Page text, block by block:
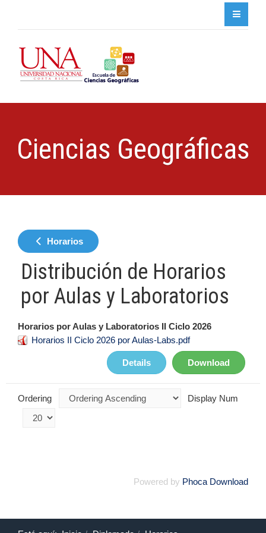
Ciencias Geográficas
Horarios
Distribución de Horarios
por Aulas y Laboratorios
Horarios por Aulas y Laboratorios II Ciclo 2026
Horarios II Ciclo 2026 por Aulas-Labs.pdf
Download
Details
Ordering Display Num
Powered by Phoca Download